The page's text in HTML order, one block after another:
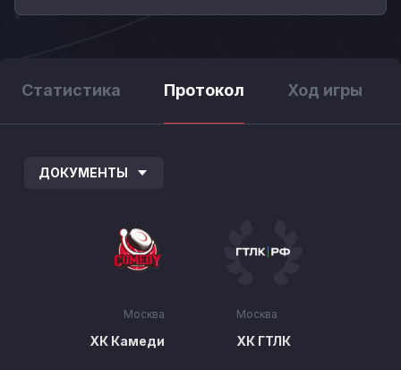
Статистика Протокол Ход игры
ДОКУМЕНТЫ
Москва
ХК Камеди
Москва
ХК ГТЛК